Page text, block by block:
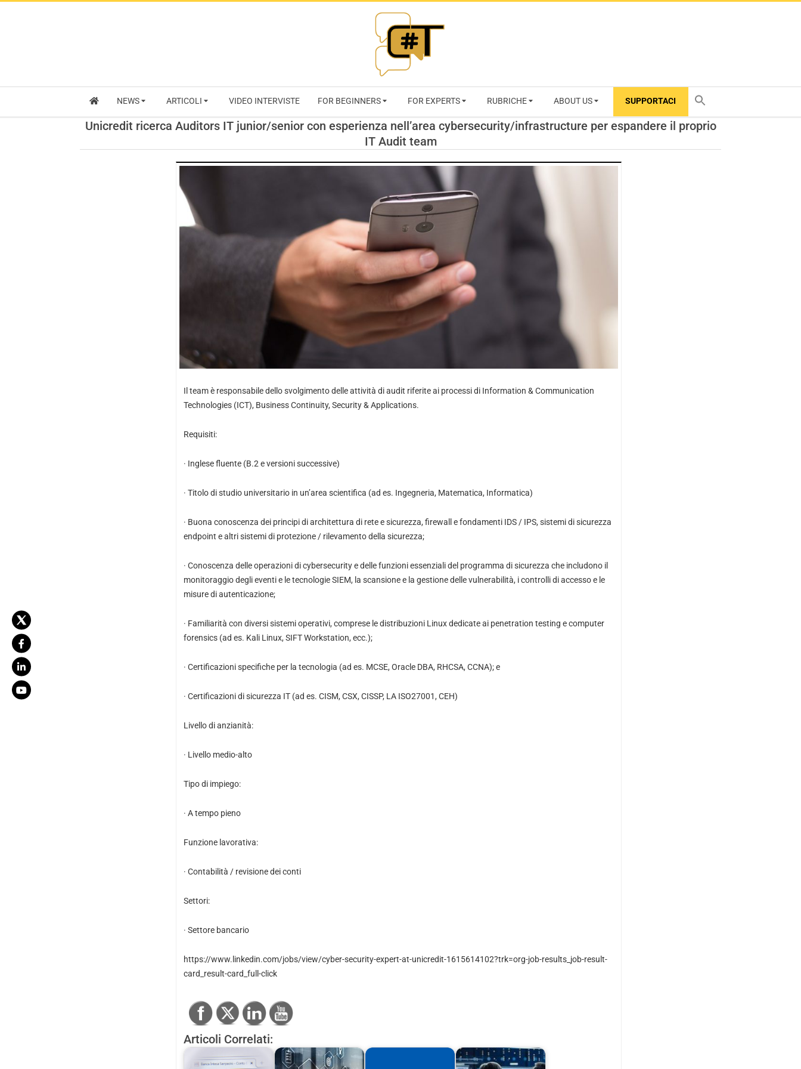
RIVISTA
CYBERSECURITY
TRENDS
NEWS ARTICOLI VIDEO INTERVISTE FOR BEGINNERS FOR EXPERTS RUBRICHE ABOUT US SUPPORTACI
Unicredit ricerca Auditors IT junior/senior con esperienza nell’area cybersecurity/infrastructure per espandere il proprio
IT Audit team
Il team è responsabile dello svolgimento delle attività di audit riferite ai processi di Information & Communication
Technologies (ICT), Business Continuity, Security & Applications.
Requisiti:
· Inglese fluente (B.2 e versioni successive)
· Titolo di studio universitario in un’area scientifica (ad es. Ingegneria, Matematica, Informatica)
· Buona conoscenza dei principi di architettura di rete e sicurezza, firewall e fondamenti IDS / IPS, sistemi di sicurezza
endpoint e altri sistemi di protezione / rilevamento della sicurezza;
· Conoscenza delle operazioni di cybersecurity e delle funzioni essenziali del programma di sicurezza che includono il
monitoraggio degli eventi e le tecnologie SIEM, la scansione e la gestione delle vulnerabilità, i controlli di accesso e le
misure di autenticazione;
· Familiarità con diversi sistemi operativi, comprese le distribuzioni Linux dedicate ai penetration testing e computer
forensics (ad es. Kali Linux, SIFT Workstation, ecc.);
· Certificazioni specifiche per la tecnologia (ad es. MCSE, Oracle DBA, RHCSA, CCNA); e
· Certificazioni di sicurezza IT (ad es. CISM, CSX, CISSP, LA ISO27001, CEH)
Livello di anzianità:
· Livello medio-alto
Tipo di impiego:
· A tempo pieno
Funzione lavorativa:
· Contabilità / revisione dei conti
Settori:
· Settore bancario
https://www.linkedin.com/jobs/view/cyber-security-expert-at-unicredit-1615614102?trk=org-job-results_job-result-
card_result-card_full-click
Articoli Correlati: